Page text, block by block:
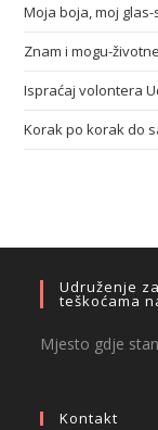
Moja boja, moj
Znam i mogu-
Ispraćaj volontera
Korak po korak do
Udruženje
teškoćama
Mjesto gdje
Kontakt